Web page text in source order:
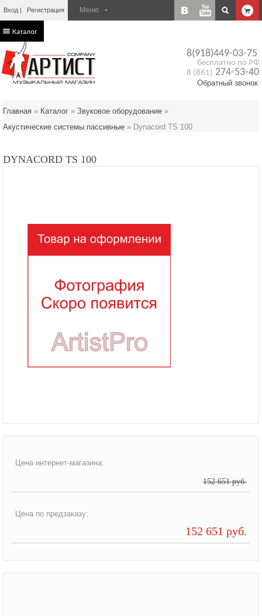
Вход Регистрация
8(918)449-03-75
бесплатно по РФ
8 (861) 274-53-40
Обратный звонок
Каталог
Главная » Каталог » Звуковое оборудование »
Акустические системы пассивные » Dynacord TS 100
DYNACORD TS 100
Цена интернет-магазина:
152 651 руб.
Цена по предзаказу:
152 651 руб.